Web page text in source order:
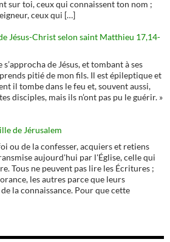
sur toi, ceux qui connaissent ton nom ;
ceux qui […]
Jésus-Christ selon saint Matthieu 17,14-
de Jésus, et tombant à ses
pitié de mon fils. Il est épileptique et
il tombe dans le feu et, souvent aussi,
disciples, mais ils n’ont pas pu le guérir. »
de Jérusalem
ou de la confesser, acquiers et retiens
aujourd'hui par l'Église, celle qui
Tous ne peuvent pas lire les Écritures ;
les autres parce que leurs
la connaissance. Pour que cette